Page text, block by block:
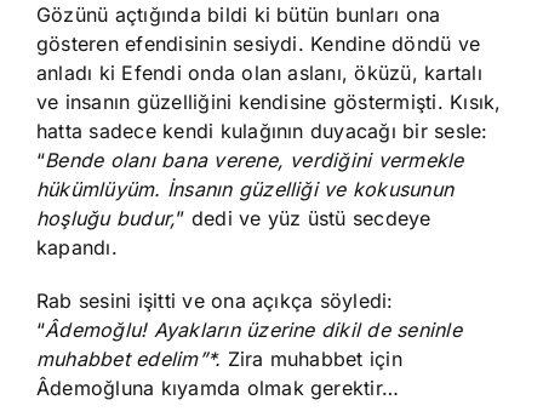
Gözünü açtığında bildi ki bütün bunları ona
gösteren efendisinin sesiydi. Kendine döndü ve
anladı ki Efendi onda olan aslanı, öküzü, kartalı
ve insanın güzelliğini kendisine göstermişti. Kısık,
hatta sadece kendi kulağının duyacağı bir sesle:
“Bende olanı bana verene, verdiğini vermekle
hükümlüyüm. İnsanın güzelliği ve kokusunun
hoşluğu budur,” dedi ve yüz üstü secdeye
kapandı.
Rab sesini işitti ve ona açıkça söyledi:
“Âdemoğlu! Ayakların üzerine dikil de seninle
muhabbet edelim”*. Zira muhabbet için
Âdemoğluna kıyamda olmak gerektir…